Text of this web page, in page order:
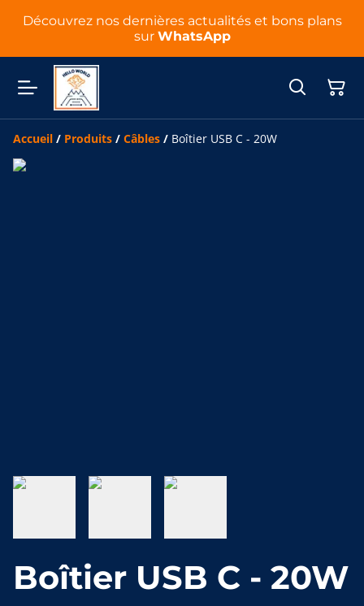
Découvrez nos dernières actualités et bons plans
sur WhatsApp
Accueil / Produits / Câbles / Boîtier USB C - 20W
Boîtier USB C - 20W